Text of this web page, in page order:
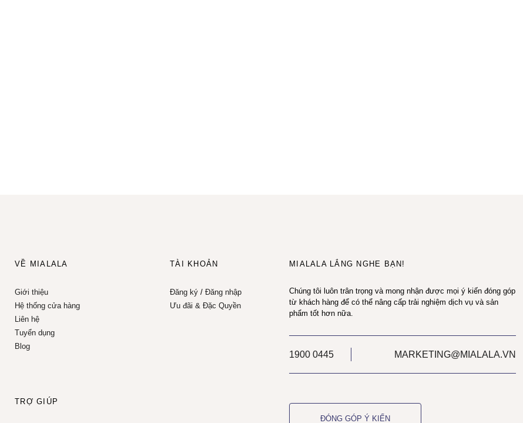
VỀ MIALALA
Giới thiệu
Hệ thống cửa hàng
Liên hệ
Tuyển dụng
Blog
TÀI KHOẢN
Đăng ký/ Đăng nhập
Ưu đãi & Đặc Quyền
TRỢ GIÚP
MIALALA LẮNG NGHE BẠN!
Chúng tôi luôn trân trọng và mong nhận được mọi ý kiến đóng góp
từ khách hàng để có thể nâng cấp trải nghiệm dịch vụ và sản
phẩm tốt hơn nữa.
1900 0445 MARKETING@MIALALA.VN
ĐÓNG GÓP Ý KIẾN